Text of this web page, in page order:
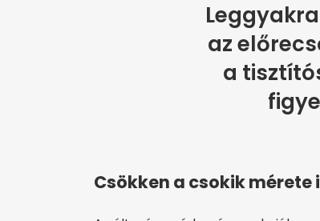
az
a
Csökken a csokik mérete